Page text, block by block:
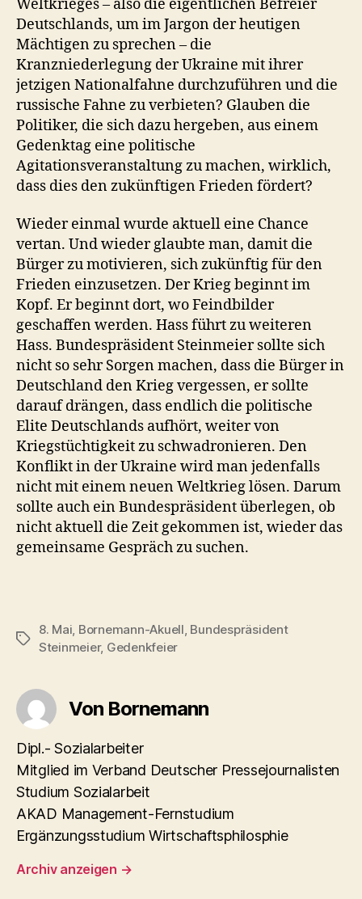
Weltkrieges – also die eigentlichen Befreier
Deutschlands, um im Jargon der heutigen
Mächtigen zu sprechen – die
Kranzniederlegung der Ukraine mit ihrer
jetzigen Nationalfahne durchzuführen und die
russische Fahne zu verbieten? Glauben die
Politiker, die sich dazu hergeben, aus einem
Gedenktag eine politische
Agitationsveranstaltung zu machen, wirklich,
dass dies den zukünftigen Frieden fördert?
Wieder einmal wurde aktuell eine Chance
vertan. Und wieder glaubte man, damit die
Bürger zu motivieren, sich zukünftig für den
Frieden einzusetzen. Der Krieg beginnt im
Kopf. Er beginnt dort, wo Feindbilder
geschaffen werden. Hass führt zu weiteren
Hass. Bundespräsident Steinmeier sollte sich
nicht so sehr Sorgen machen, dass die Bürger in
Deutschland den Krieg vergessen, er sollte
darauf drängen, dass endlich die politische
Elite Deutschlands aufhört, weiter von
Kriegstüchtigkeit zu schwadronieren. Den
Konflikt in der Ukraine wird man jedenfalls
nicht mit einem neuen Weltkrieg lösen. Darum
sollte auch ein Bundespräsident überlegen, ob
nicht aktuell die Zeit gekommen ist, wieder das
gemeinsame Gespräch zu suchen.
Schlagwörter
8. Mai Bornemann-Akuell Bundespräsident
Steinmeier, Gedenkfeier
Von Bornemann
Dipl.- Sozialarbeiter
Mitglied im Verband Deutscher Pressejournalisten
Studium Sozialarbeit
AKAD Management-Fernstudium
Ergänzungsstudium Wirtschaftsphilosphie
Archiv anzeigen →